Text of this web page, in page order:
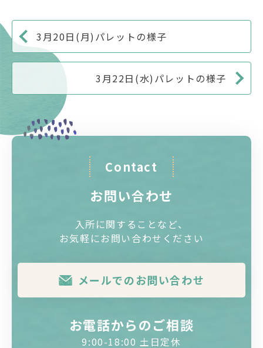
3月20日(月)パレットの様子
3月22日(水)パレットの様子
Contact
お問い合わせ
入所に関することなど、
お気軽にお問い合わせください
メールでのお問い合わせ
お電話からのご相談
9:00-18:00 土日定休